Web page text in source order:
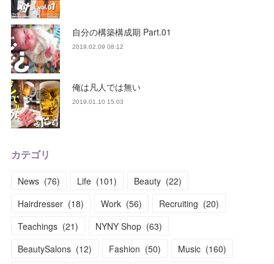
自分の構築構成期 Part.01
2019.02.09 08:12
俺は凡人では無い
2019.01.10 15:03
カテゴリ
News (76) Life (101) Beauty (22)
Hairdresser (18) Work (56) Recruiting (20)
Teachings (21) NYNY Shop (63)
BeautySalons (12) Fashion (50) Music (160)